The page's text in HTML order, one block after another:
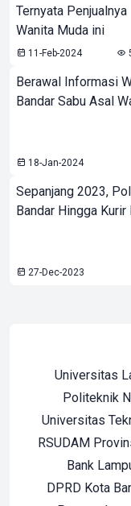
Ternyata Penjualnya
Wanita Muda ini
11-Feb-2024
Berawal Informasi
Bandar Sabu Asal
18-Jan-2024
Sepanjang 2023,
Bandar Hingga Kurir
27-Dec-2023
Universitas
Politeknik
Universitas
RSUDAM
Bank
DPRD Kota